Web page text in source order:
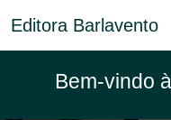
Editora Barlavento
Bem-vindo